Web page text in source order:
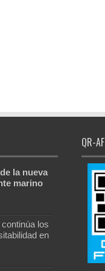
la nueva
marino
los
en
QR-